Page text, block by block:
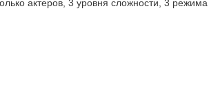
актеров, 3 уровня сложности, 3 режима